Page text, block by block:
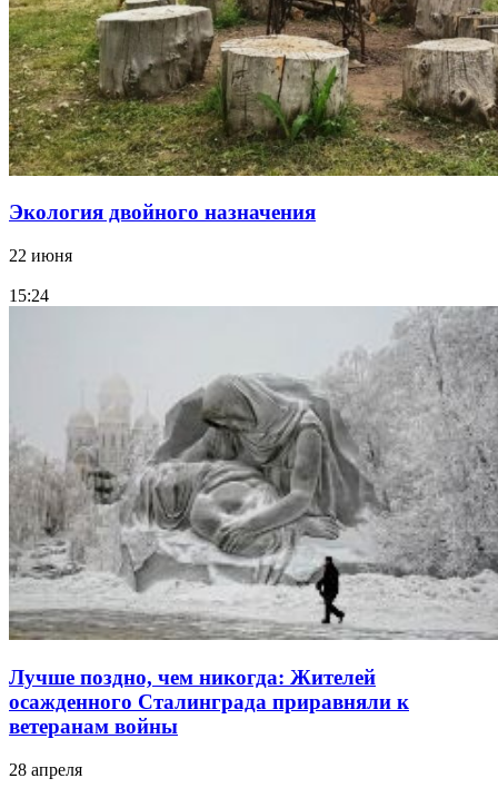
Экология двойного назначения
22 июня
15:24
Лучше поздно, чем никогда: Жителей
осажденного Сталинграда приравняли к
ветеранам войны
28 апреля